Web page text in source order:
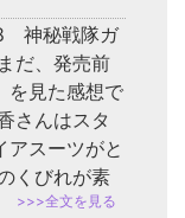
神秘戦隊ガ
だ、発売前
を見た感想で
さんはスタ
アスーツがと
くびれが素
>>>全文を見る